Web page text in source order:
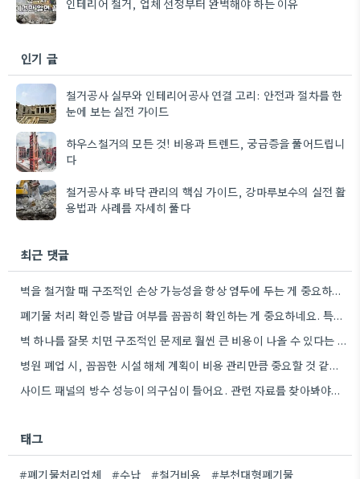
인기 글
철거공사 실무와 인테리어공사 연결 고리: 안전과 절차를 한
눈에 보는 실전 가이드
하우스철거의 모든 것! 비용과 트렌드, 궁금증을 풀어드립니
다
철거공사 후 바닥 관리의 핵심 가이드, 강마루보수의 실전 활
용법과 사례를 자세히 풀다
최근 댓글
벽을 철거할 때 구조적인 손상 가능성을 항상 염두에 두는 게 중요하네요. 특히 오래된 건물의 경우…
폐기물 처리 확인증 발급 여부를 꼼꼼히 확인하는 게 중요하네요. 특히 건설 폐기물의 처리량이 예상보다 훨씬…
벽 하나를 잘못 치면 구조적인 문제로 훨씬 큰 비용이 나올 수 있다는 점이 와닿네요. 꼼꼼히…
병원 폐업 시, 꼼꼼한 시설 해체 계획이 비용 관리만큼 중요할 것 같아요.
사이드 패널의 방수 성능이 의구심이 들어요. 관련 자료를 찾아봐야겠네요.
태그
#폐기물처리업체 #수납 #철거비용 #부천대형폐기물